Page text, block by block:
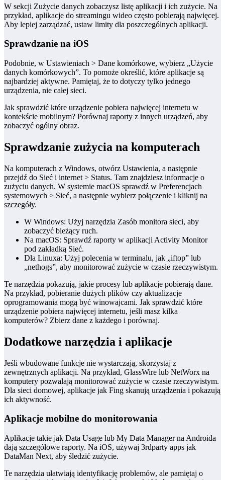
W sekcji Zużycie danych zobaczysz listę aplikacji i ich zużycie. Na
przykład, aplikacje do streamingu wideo często pobierają najwięcej.
Aby lepiej zarządzać, ustaw limity dla poszczególnych aplikacji.
Sprawdzanie na iOS
Podobnie, w Ustawieniach > Dane komórkowe, wybierz „Użycie
danych komórkowych”. To pomoże określić, które aplikacje są
najbardziej aktywne. Pamiętaj, że to dotyczy tylko jednego
urządzenia, nie całej sieci.
Jak sprawdzić które urządzenie pobiera najwięcej internetu w
kontekście mobilnym? Porównaj raporty z innych urządzeń, aby
zobaczyć ogólny obraz.
Sprawdzanie zużycia na komputerach
Na komputerach z Windows, otwórz Ustawienia, a następnie
przejdź do Sieć i internet > Status. Tam znajdziesz informacje o
zużyciu danych. W systemie macOS sprawdź w Preferencjach
systemowych > Sieć, a następnie wybierz połączenie i kliknij na
szczegóły.
W Windows: Użyj narzędzia Zasób monitora sieci, aby
zobaczyć bieżący ruch.
Na macOS: Sprawdź raporty w aplikacji Activity Monitor
pod zakładką Sieć.
Dla Linuxa: Użyj polecenia w terminalu, jak „iftop” lub
„nethogs”, aby monitorować zużycie w czasie rzeczywistym.
Te narzędzia pokazują, jakie procesy lub aplikacje pobierają dane.
Na przykład, pobieranie dużych plików czy aktualizacje
oprogramowania mogą być winowajcami. Jak sprawdzić które
urządzenie pobiera najwięcej internetu, jeśli masz kilka
komputerów? Zbierz dane z każdego i porównaj.
Dodatkowe narzędzia i aplikacje
Jeśli wbudowane funkcje nie wystarczają, skorzystaj z
zewnętrznych aplikacji. Na przykład, GlassWire lub NetWorx na
komputery pozwalają monitorować zużycie w czasie rzeczywistym.
Dla sieci domowej, aplikacje jak Fing skanują urządzenia i pokazują
ich aktywność.
Aplikacje mobilne do monitorowania
Aplikacje takie jak Data Usage lub My Data Manager na Androida
dają szczegółowe raporty. Na iOS, używaj 3rdparty apps jak
DataMan Next, aby śledzić zużycie.
Te narzędzia ułatwiają identyfikację problemów, ale pamiętaj o